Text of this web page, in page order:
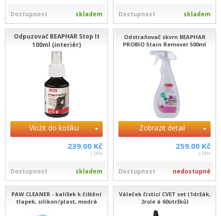
Dostupnost skladem Dostupnost skladem
Odpuzovač BEAPHAR Stop It
100ml (interiér)
Vložit do košíku
239.00 Kč
s DPH
Dostupnost skladem
Odstraňovač skvrn BEAPHAR
PROBIO Stain Remover 500ml
Zobrazit detail
259.00 Kč
s DPH
Dostupnost nedostupné
PAW CLEANER - kalíšek k čištění
tlapek, silikon/plast, modrá
Váleček čistící CVET set (1držák,
2role á 60útržků)